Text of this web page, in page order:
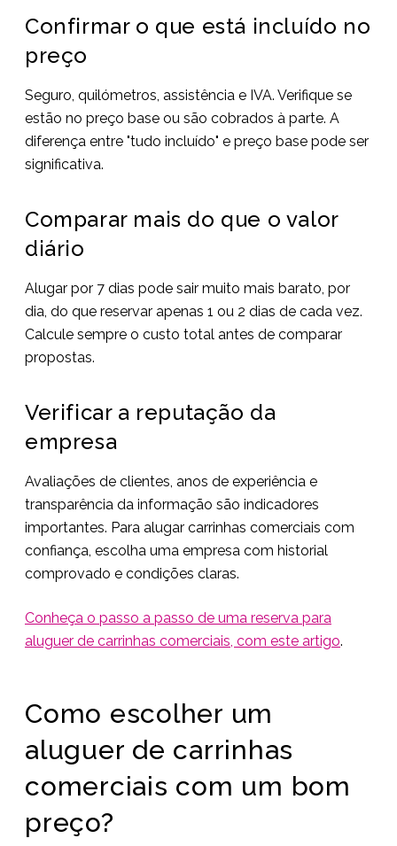
Confirmar o que está incluído no
preço
Seguro, quilómetros, assistência e IVA. Verifique se
estão no preço base ou são cobrados à parte. A
diferença entre "tudo incluído" e preço base pode ser
significativa.
Comparar mais do que o valor
diário
Alugar por 7 dias pode sair muito mais barato, por
dia, do que reservar apenas 1 ou 2 dias de cada vez.
Calcule sempre o custo total antes de comparar
propostas.
Verificar a reputação da
empresa
Avaliações de clientes, anos de experiência e
transparência da informação são indicadores
importantes. Para alugar carrinhas comerciais com
confiança, escolha uma empresa com historial
comprovado e condições claras.
Conheça o passo a passo de uma reserva para
aluguer de carrinhas comerciais, com este artigo.
Como escolher um
aluguer de carrinhas
comerciais com um bom
preço?